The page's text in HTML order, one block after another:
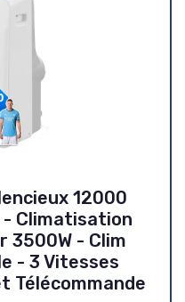
12000
- Climatisation
3500W - Clim
- 3 Vitesses
Télécommande